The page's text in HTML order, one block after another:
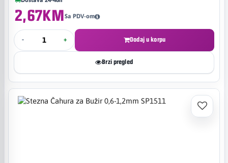
2,67KMSa PDV-om
- + Dodaj u korpu
Brzi pregled